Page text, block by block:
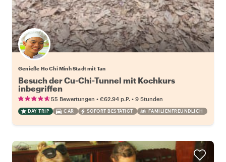
Genieße Ho Chi Minh Stadt mit Tan
Besuch der Cu-Chi-Tunnel mit Kochkurs
inbegriffen
55 Bewertungen • €62.94 p.P. • 9 Stunden
DAY TRIP CAR SOFORT BESTÄTIGT FAMILIENFREUNDLICH